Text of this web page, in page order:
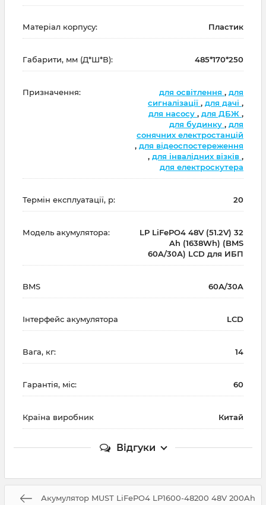
Матеріал корпусу: Пластик
Габарити, мм (Д*Ш*В): 485*170*250
Призначення: для освітлення , для
сигналізації , для дачі ,
для насосу , для ДБЖ ,
для будинку , для
сонячних електростанцій
, для відеоспостереження
, для інвалідних візків ,
для електроскутера
Термін експлуатації, р: 20
Модель акумулятора:
LP LiFePO4 48V (51.2V) 32
Ah (1638Wh) (BMS
60A/30А) LCD для ИБП
BMS 60А/30A
Інтерфейс акумулятора LCD
Вага, кг: 14
Гарантія, міс: 60
Країна виробник Китай
Відгуки
Акумулятор MUST LiFePO4 LP1600-48200 48V 200Ah